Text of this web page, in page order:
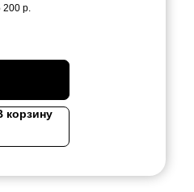
200 р.
корзину